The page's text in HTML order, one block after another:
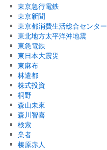
東京急行電鉄
東京新聞
東京都消費生活総合センター
東北地方太平洋沖地震
東急電鉄
東日本大震災
東麻布
林遣都
株式投資
桐野
森山未來
森川智喜
検索
業者
榛原赤人